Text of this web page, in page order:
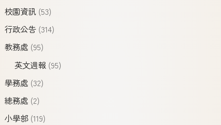
校園資訊(53)
行政公告(314)
教務處(95)
英文週報(95)
學務處(32)
總務處(2)
小學部(119)